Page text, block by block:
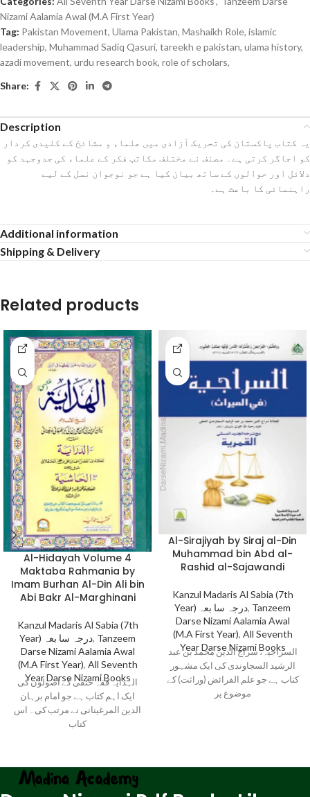
Nizami Aalamia Awal (M.A First Year)
Tag: Pakistan Movement, Ulama Pakistan, Mashaikh Role, islamic
leadership, Muhammad Sadiq Qasuri, tareekh e pakistan, ulama history,
azadi movement, urdu research book, role of scholars,
Share:
Description
یہ کتاب پاکستان کی تحریک آزادی میں علماء و مشائخ کے کلیدی کردار
کو اجاگر کرتی ہے۔ مصنف نے مختلف مکاتب فکر کے علماء کی جدوجہد کو
دلائل اور حوالوں کے ساتھ بیان کیا ہے جو نوجوان نسل کے لیے
راہنمائی کا باعث ہے۔
Additional information
Shipping & Delivery
Related products
Al-Hidayah Volume 4
Maktaba Rahmania by
Imam Burhan Al-Din Ali bin
Abi Bakr Al-Marghinani
Kanzul Madaris Al Sabia (7th
Year) درجہ سا بعہ, Tanzeem
Darse Nizami Aalamia Awal
(M.A First Year), All Seventh
Year Darse Nizami Books
الہدایہ فقہ حنفی کے اصولوں کی
ایک اہم کتاب ہے جو امام برہان
الدین المرغینانی نے مرتب کی۔ اس
کتاب
Al-Sirajiyah by Siraj al-Din
Muhammad bin Abd al-
Rashid al-Sajawandi
Kanzul Madaris Al Sabia (7th
Year) درجہ سا بعہ, Tanzeem
Darse Nizami Aalamia Awal
(M.A First Year), All Seventh
Year Darse Nizami Books
السراجیہ، سراج الدین محمد بن عبد
الرشید السجاوندی کی ایک مشہور
کتاب ہے جو علم الفرائض (وراثت) کے
موضوع پر